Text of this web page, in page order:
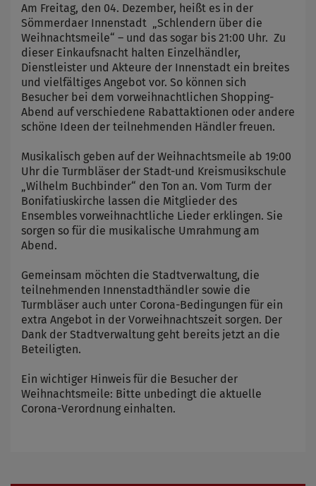
Am Freitag, den 04. Dezember, heißt es in der
Sömmerdaer Innenstadt „Schlendern über die
Weihnachtsmeile“ – und das sogar bis 21:00 Uhr. Zu
dieser Einkaufsnacht halten Einzelhändler,
Dienstleister und Akteure der Innenstadt ein breites
und vielfältiges Angebot vor. So können sich
Besucher bei dem vorweihnachtlichen Shopping-
Abend auf verschiedene Rabattaktionen oder andere
schöne Ideen der teilnehmenden Händler freuen.
Musikalisch geben auf der Weihnachtsmeile ab 19:00
Uhr die Turmbläser der Stadt-und Kreismusikschule
„Wilhelm Buchbinder“ den Ton an. Vom Turm der
Bonifatiuskirche lassen die Mitglieder des
Ensembles vorweihnachtliche Lieder erklingen. Sie
sorgen so für die musikalische Umrahmung am
Abend.
Gemeinsam möchten die Stadtverwaltung, die
teilnehmenden Innenstadthändler sowie die
Turmbläser auch unter Corona-Bedingungen für ein
extra Angebot in der Vorweihnachtszeit sorgen. Der
Dank der Stadtverwaltung geht bereits jetzt an die
Beteiligten.
Ein wichtiger Hinweis für die Besucher der
Weihnachtsmeile: Bitte unbedingt die aktuelle
Corona-Verordnung einhalten.